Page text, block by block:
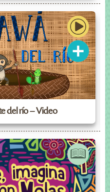
del río – Video